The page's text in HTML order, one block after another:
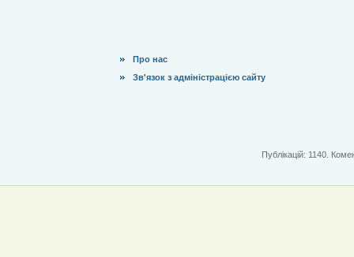
Про нас
Зв'язок з адміністрацією сайту
Публікацій: 1140.